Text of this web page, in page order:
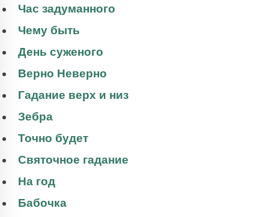
Час задуманного
Чему быть
День суженого
Верно Неверно
Гадание верх и низ
Зебра
Точно будет
Святочное гадание
На год
Бабочка